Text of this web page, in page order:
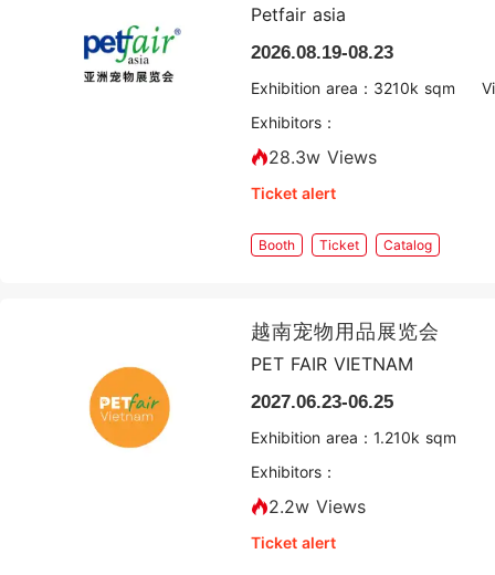
Petfair asia
2026.08.19-08.23
Exhibition area： 3210k sqm
Exhibitors：
28.3w Views
Ticket alert
Booth Ticket Catalog
越南宠物用品展览会
PET FAIR VIETNAM
2027.06.23-06.25
Exhibition area： 1.210k sqm
Exhibitors：
2.2w Views
Ticket alert